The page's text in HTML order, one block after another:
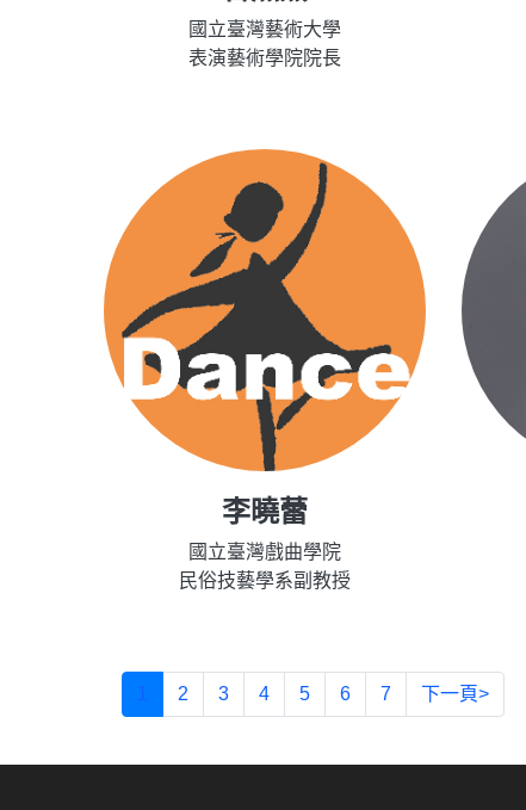
國立臺灣藝術大學
表演藝術學院院長
李曉蕾
國立臺灣戲曲學院
民俗技藝學系副教授
1 2 3 4 5 6 7 下一頁>